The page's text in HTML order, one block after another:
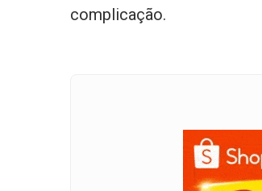
complicação.